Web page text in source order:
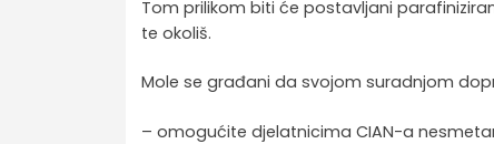
Tom prilikom biti će postavljani
te okoliš.
Mole se građani da svojom suradnjom
– omogućite djelatnicima CIAN-a